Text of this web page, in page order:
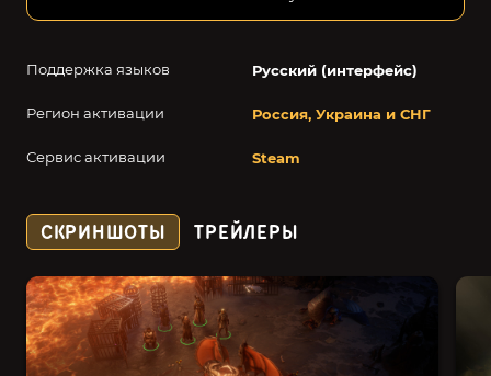
Поддержка языков Русский (интерфейс)
Регион активации Россия, Украина и СНГ
Сервис активации Steam
СКРИНШОТЫ ТРЕЙЛЕРЫ